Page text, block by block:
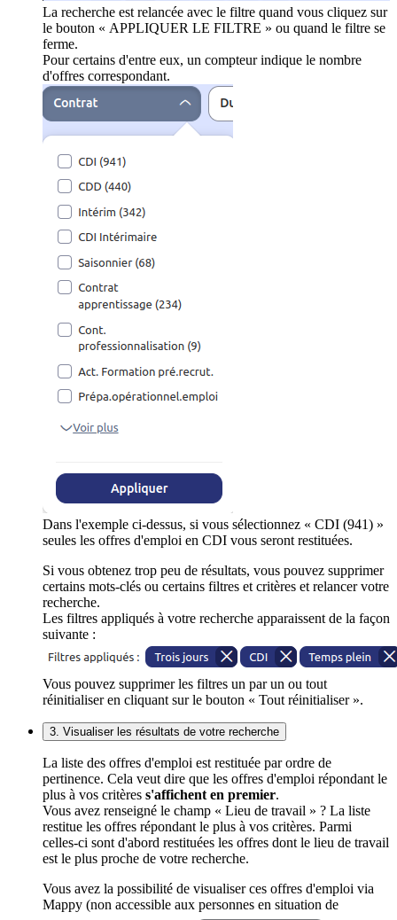
La recherche est relancée avec le filtre quand vous cliquez sur
le bouton « APPLIQUER LE FILTRE » ou quand le filtre se
ferme.
Pour certains d'entre eux, un compteur indique le nombre
d'offres correspondant.
Dans l'exemple ci-dessus, si vous sélectionnez « CDI (941) »
seules les offres d'emploi en CDI vous seront restituées.
Si vous obtenez trop peu de résultats, vous pouvez supprimer
certains mots-clés ou certains filtres et critères et relancer votre
recherche.
Les filtres appliqués à votre recherche apparaissent de la façon
suivante :
Vous pouvez supprimer les filtres un par un ou tout
réinitialiser en cliquant sur le bouton « Tout réinitialiser ».
3. Visualiser les résultats de votre recherche
La liste des offres d'emploi est restituée par ordre de
pertinence. Cela veut dire que les offres d'emploi répondant le
plus à vos critères s'affichent en premier.
Vous avez renseigné le champ « Lieu de travail » ? La liste
restitue les offres répondant le plus à vos critères. Parmi
celles-ci sont d'abord restituées les offres dont le lieu de travail
est le plus proche de votre recherche.
Vous avez la possibilité de visualiser ces offres d'emploi via
Mappy (non accessible aux personnes en situation de